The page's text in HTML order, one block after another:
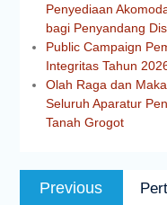
Penyediaan
bagi Penyandang
Public Campaign
Integritas Tahun
Olah Raga dan
Seluruh Aparatur
Tanah Grogot
Previous